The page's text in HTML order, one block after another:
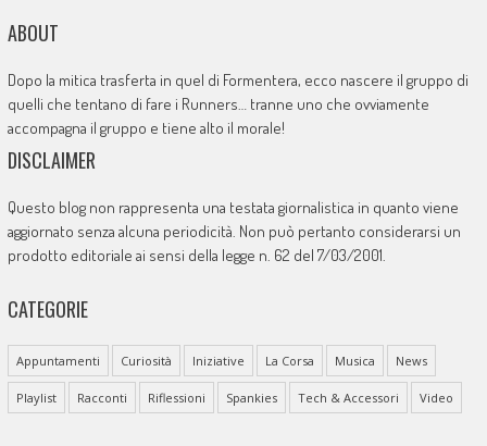
ABOUT
Dopo la mitica trasferta in quel di Formentera, ecco nascere il gruppo di
quelli che tentano di fare i Runners… tranne uno che ovviamente
accompagna il gruppo e tiene alto il morale!
DISCLAIMER
Questo blog non rappresenta una testata giornalistica in quanto viene
aggiornato senza alcuna periodicità. Non può pertanto considerarsi un
prodotto editoriale ai sensi della legge n. 62 del 7/03/2001.
CATEGORIE
Appuntamenti Curiosità Iniziative La Corsa Musica News
Playlist Racconti Riflessioni Spankies Tech & Accessori Video